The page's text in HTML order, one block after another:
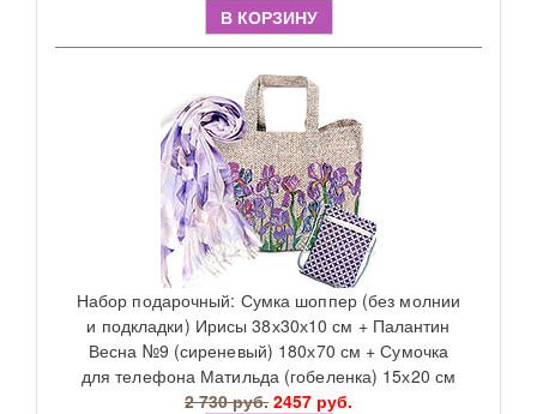
В КОРЗИНУ
Набор подарочный: Сумка шоппер (без молнии
и подкладки) Ирисы 38х30х10 см + Палантин
Весна №9 (сиреневый) 180х70 см + Сумочка
для телефона Матильда (гобеленка) 15х20 см
2 730 руб. 2457 руб.